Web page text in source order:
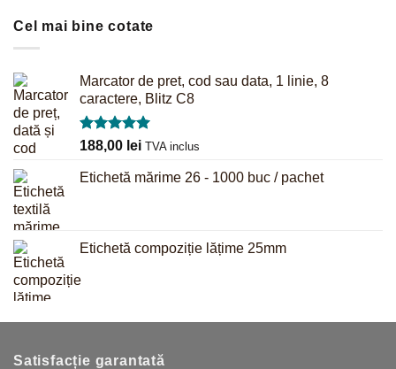
fost:
Cel mai bine cotate
Marcator de pret, cod sau data, 1 linie, 8
caractere, Blitz C8
Evaluat la
188,00 lei TVA inclus
Etichetă mărime 26 - 1000 buc / pachet
Etichetă compoziție lățime 25mm
Satisfacție garantată